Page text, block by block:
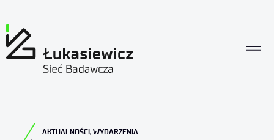
AKTUALNOŚCI, WYDARZENIA